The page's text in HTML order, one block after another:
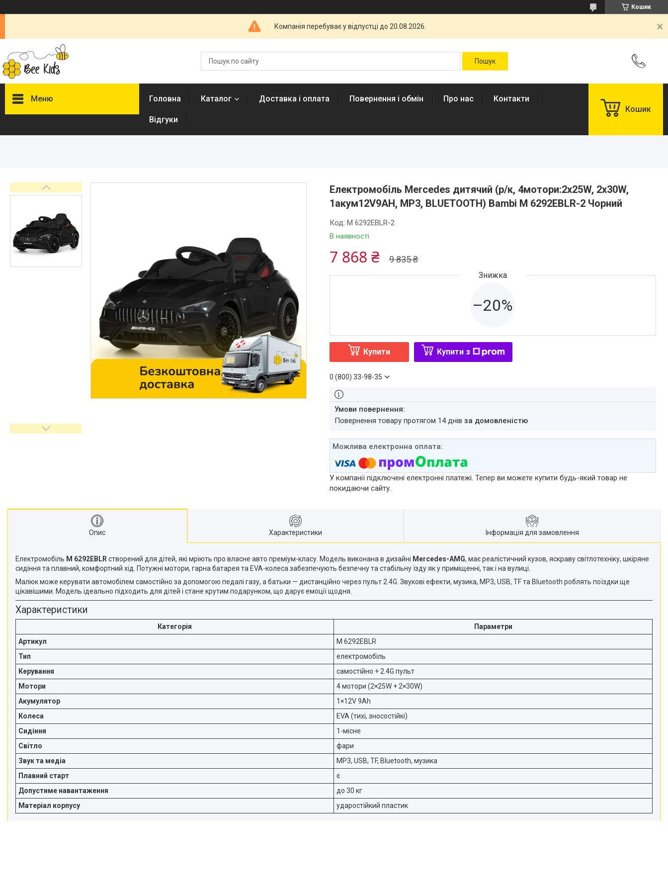
Кошик
Компанія перебуває у відпустці до 20.08.2026.
Меню
Документи
Контакти
Головна Каталог Доставка і оплата Повернення і обмін Про нас Контакти
Відгуки
Кошик
Електромобіль Mercedes дитячий (р/к, 4мотори:2х25W, 2х30W,
1акум12V9AH, MP3, BLUETOOTH) Bambi M 6292EBLR-2 Чорний
В наявності
Код: M 6292EBLR-2
9 835 ₴
7 868 ₴
–20%
Купити Купити з
0 (800) 33-98-35
повернення товару протягом 14 днів за домовленістю
У компанії підключені електронні платежі. Тепер ви можете купити будь-який товар не
покидаючи сайту.
Опис Характеристики Інформація для замовлення
Електромобіль M 6292EBLR створений для дітей, які мріють про власне авто преміум-класу. Модель виконана в дизайні Mercedes-AMG, має реалістичний кузов, яскраву світлотехніку, шкіряне
сидіння та плавний, комфортний хід. Потужні мотори, гарна батарея та EVA-колеса забезпечують безпечну та стабільну їзду як у приміщенні, так і на вулиці.
Малюк може керувати автомобілем самостійно за допомогою педалі газу, а батьки — дистанційно через пульт 2.4G. Звукові ефекти, музика, MP3, USB, TF та Bluetooth роблять поїздки ще
цікавішими. Модель ідеально підходить для дітей і стане крутим подарунком, що дарує емоції щодня.
Характеристики
Категорія
Параметри
Артикул
M 6292EBLR
Тип
електромобіль
Керування
самостійно + 2.4G пульт
Мотори
4 мотори (2×25W + 2×30W)
Акумулятор
1×12V 9Ah
Колеса
EVA (тихі, зносостійкі)
Сидіння
1-місне
Світло
фари
Звук та медіа
MP3, USB, TF, Bluetooth, музика
Плавний старт
є
Допустиме навантаження
до 30 кг
Матеріал корпусу
ударостійкий пластик